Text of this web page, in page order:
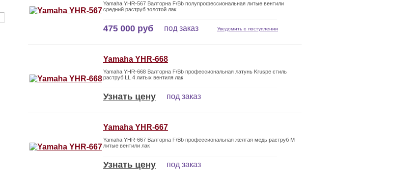
Yamaha YHR-567 Валторна F/Bb полупрофессиональная литые вентили
средний раструб золотой лак
475 000 руб под заказ Уведомить о поступлении
Yamaha YHR-668
Yamaha YHR-668 Валторна F/Bb профессиональная латунь Kruspe стиль
раструб LL 4 литых вентиля лак
Узнать цену под заказ
Yamaha YHR-667
Yamaha YHR-667 Валторна F/Bb профессиональная желтая медь раструб M
литые вентили лак
Узнать цену под заказ